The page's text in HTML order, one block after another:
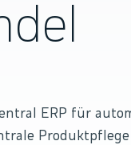
ERP für